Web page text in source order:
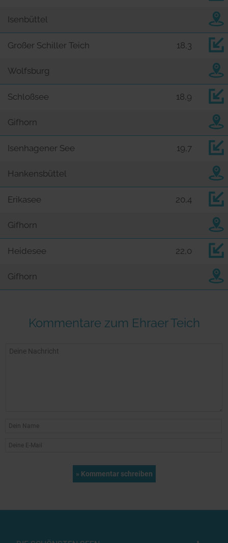
Isenbüttel
Großer Schiller Teich 18,3
Wolfsburg
Schloßsee 18,9
Gifhorn
Isenhagener See 19,7
Hankensbüttel
Erikasee 20,4
Gifhorn
Heidesee 22,0
Gifhorn
Kommentare zum Ehraer Teich